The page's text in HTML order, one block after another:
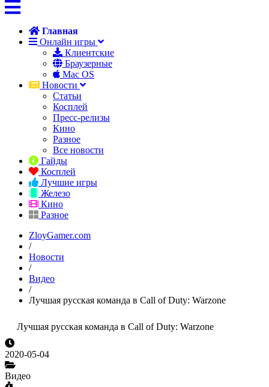
Главная
Онлайн игры
Клиентские
Браузерные
Mac OS
Новости
Статьи
Косплей
Пресс-релизы
Кино
Разное
Все новости
Гайды
Косплей
Лучшие игры
Железо
Кино
Разное
ZloyGamer.com
/
Новости
/
Видео
/
Лучшая русская команда в Call of Duty: Warzone
Лучшая русская команда в Call of Duty: Warzone
2020-05-04
Видео